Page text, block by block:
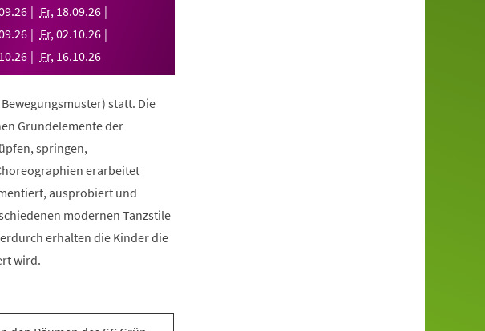
.26 Fr, 18.09.26
.26 Fr,02.10.26
10.26 Fr, 16.10.26
statt. Die
Grundelemente der
springen,
erarbeitet
ausprobiert und
modernen Tanzstile
erhalten die Kinder die
wird.